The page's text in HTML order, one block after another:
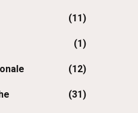
(11)
(1)
(12)
(31)